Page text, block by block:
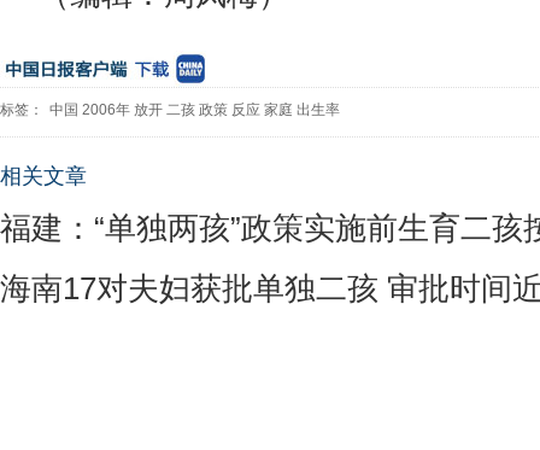
标签： 中国 2006年 放开 二孩 政策 反应 家庭 出生率
相关文章
福建：“单独两孩”政策实施前生育二孩
海南17对夫妇获批单独二孩 审批时间